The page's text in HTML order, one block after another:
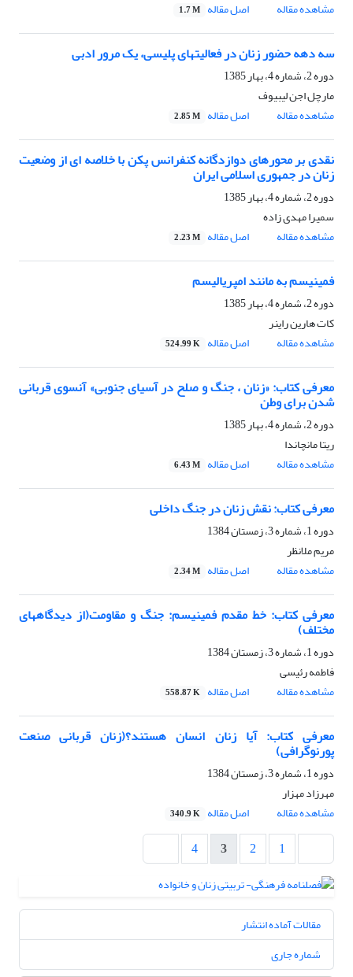
مشاهده مقاله
اصل مقاله 1.7 M
سه دهه حضور زنان در فعالیتهای پلیسی، یک مرور ادبی
دوره 2، شماره 4، بهار 1385
مارچل اجن لیبیوف
مشاهده مقاله
اصل مقاله 2.85 M
نقدی بر محورهای دوازدگانه کنفرانس پکن با خلاصه ای از وضعیت
زنان در جمهوری اسلامی ایران
دوره 2، شماره 4، بهار 1385
سمیرا مهدی زاده
مشاهده مقاله
اصل مقاله 2.23 M
فمینیسم به مانند امپریالیسم
دوره 2، شماره 4، بهار 1385
کات هارین راینر
مشاهده مقاله
اصل مقاله 524.99 K
معرفی کتاب: «زنان ، جنگ و صلح در آسیای جنوبی» آنسوی قربانی
شدن برای وطن
دوره 2، شماره 4، بهار 1385
ریتا مانچاندا
مشاهده مقاله
اصل مقاله 6.43 M
معرفی کتاب: نقش زنان در جنگ داخلی
دوره 1، شماره 3، زمستان 1384
مریم ملانظر
مشاهده مقاله
اصل مقاله 2.34 M
معرفی کتاب: خط مقدم فمینیسم: جنگ و مقاومت(از دیدگاههای
مختلف)
دوره 1، شماره 3، زمستان 1384
فاطمه رئیسی
مشاهده مقاله
اصل مقاله 558.87 K
معرفی کتاب: آیا زنان انسان هستند؟(زنان قربانی صنعت
پورنوگرافی)
دوره 1، شماره 3، زمستان 1384
مهرزاد مهزار
مشاهده مقاله
اصل مقاله 340.9 K
1
2
3
4
مقالات آماده انتشار
شماره جاری